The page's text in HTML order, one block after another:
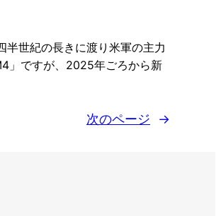
半世紀の長きに渡り米軍の主力
」ですが、2025年ごろから新
次のページ →